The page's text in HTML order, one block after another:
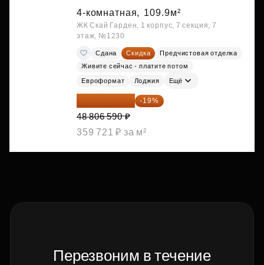
4-комнатная, 109.9м²
ЖК Скай Гарден, 1 корпус, 7 секция, 7
этаж, №1230
Сдана Скидка
Предчистовая отделка
Живите сейчас - платите потом
Евроформат Лоджия Ещё
39 533 338 ₽ -19%
48 806 590 ₽
359 721 ₽ за м²
Перезвоним в течение